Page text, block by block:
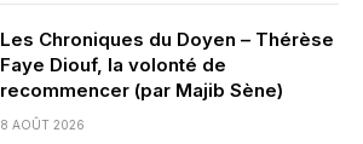
Les Chroniques du Doyen – Thérèse
Faye Diouf, la volonté de
recommencer (par Majib Sène)
8 AOÛT 2026